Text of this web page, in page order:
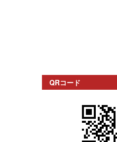
QRコード